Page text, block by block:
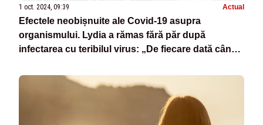
1 oct. 2024, 09:39 Actual
Efectele neobișnuite ale Covid-19 asupra
organismului. Lydia a rămas fără păr după
infectarea cu teribilul virus: „De fiecare dată când îl